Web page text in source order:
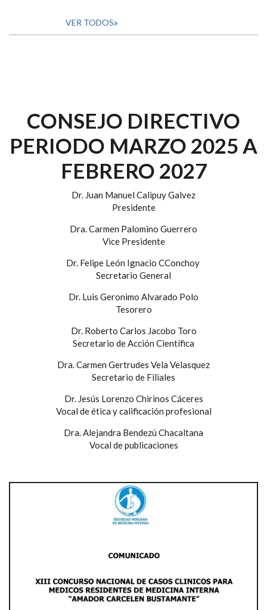
VER TODOS
CONSEJO DIRECTIVO
PERIODO MARZO 2025 A
FEBRERO 2027
Dr. Juan Manuel Calipuy Galvez
Presidente
Dra. Carmen Palomino Guerrero
Vice Presidente
Dr. Felipe León Ignacio CConchoy
Secretario General
Dr. Luis Geronimo Alvarado Polo
Tesorero
Dr. Roberto Carlos Jacobo Toro
Secretario de Acción Científica
Dra. Carmen Gertrudes Vela Velasquez
Secretario de Filiales
Dr. Jesús Lorenzo Chirinos Cáceres
Vocal de ética y calificación profesional
Dra. Alejandra Bendezú Chacaltana
Vocal de publicaciones